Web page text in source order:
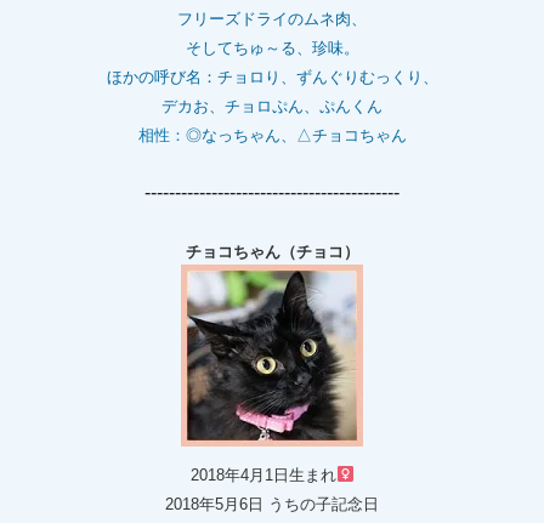
フリーズドライのムネ肉、
そしてちゅ～る、珍味。
ほかの呼び名：チョロり、ずんぐりむっくり、
デカお、チョロぷん、ぷんくん
相性： ◎なっちゃん、△チョコちゃん
------------------------------------------
チョコちゃん（チョコ）
2018年4月1日生まれ
2018年5月6日 うちの子記念日